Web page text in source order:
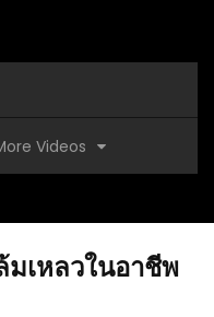
Videos
เหลวในอาชีพ